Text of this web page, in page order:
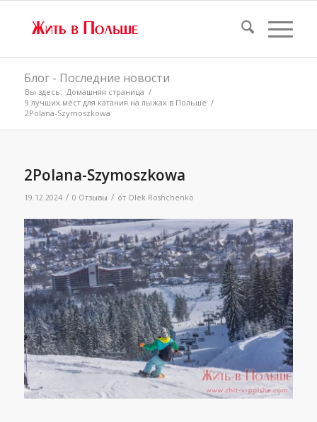
Блог - Последние новости
Вы здесь: Домашняя страница /
9 лучших мест для катания на лыжах в Польше /
2Polana-Szymoszkowa
2Polana-Szymoszkowa
19.12.2024 / 0 Отзывы / от Olek Roshchenko